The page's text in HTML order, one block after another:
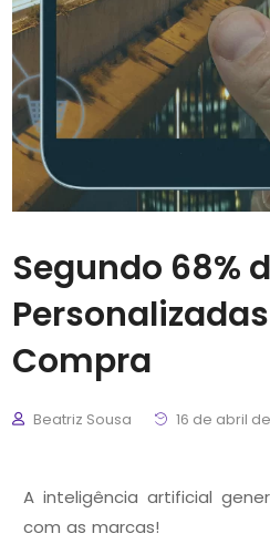
Segundo 68%
Compra
Beatriz Sousa 16 de abril
A inteligência artificial
com as marcas!